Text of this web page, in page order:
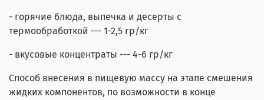
- горячие блюда, выпечка и десерты с
термообработкой --- 1-2,5 гр/кг
- вкусовые концентраты --- 4-6 гр/кг
Способ внесения в пищевую массу на этапе смешения
жидких компонентов, по возможности в конце